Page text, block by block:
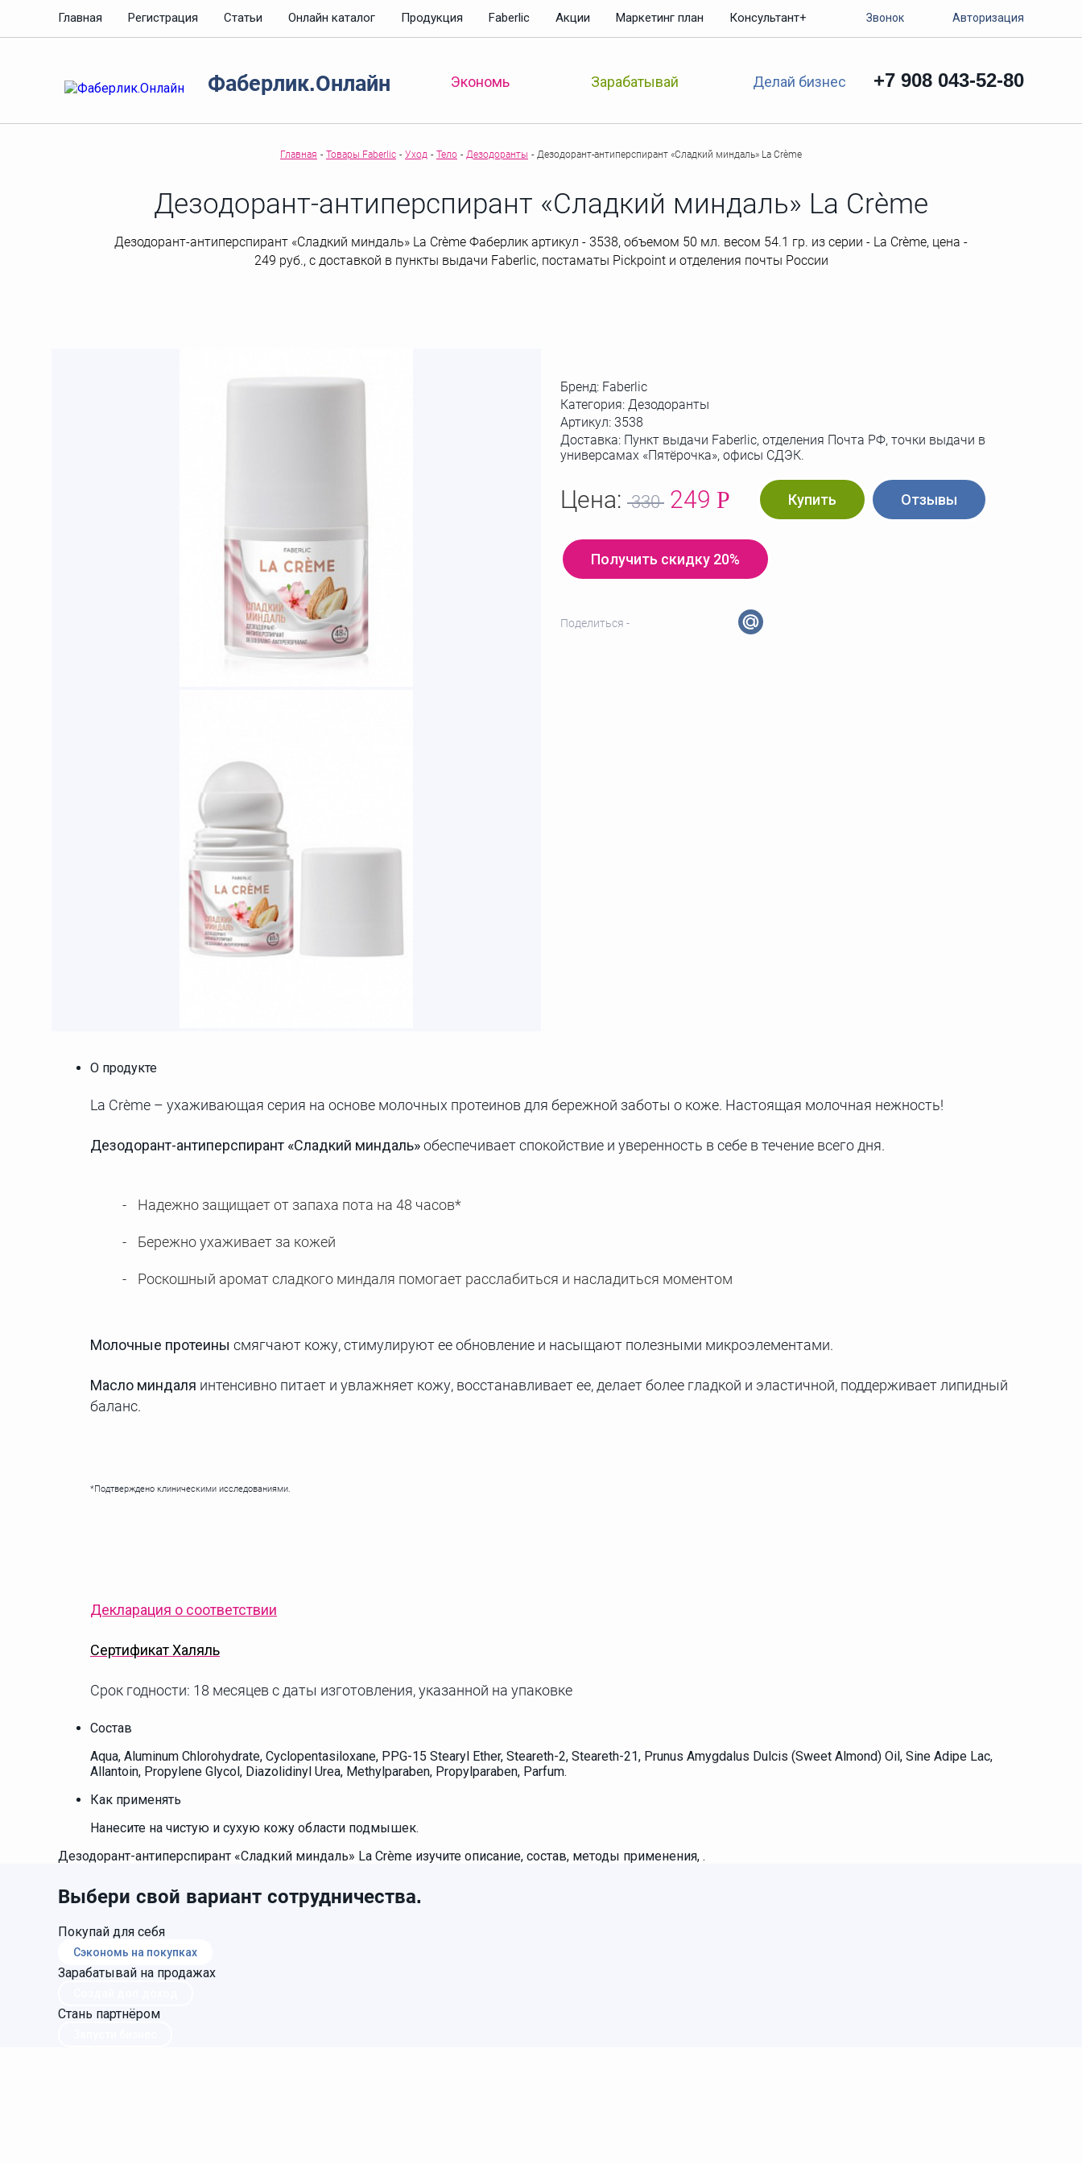
Главная Регистрация Статьи Онлайн каталог Продукция Faberlic Акции Маркетинг план Консультант+ Звонок Авторизация
Фаберлик.Онлайн Экономь Зарабатывай Делай бизнес +7 908 043-52-80
Главная - Товары Faberlic - Уход - Тело - Дезодоранты - Дезодорант-антиперспирант «Сладкий миндаль» La Crème
Дезодорант-антиперспирант «Сладкий миндаль» La Crème
Дезодорант-антиперспирант «Сладкий миндаль» La Crème Фаберлик артикул - 3538, объемом 50 мл. весом 54.1 гр. из серии - La Crème, цена -
249 руб., с доставкой в пункты выдачи Faberlic, постаматы Рickpoint и отделения почты России
Бренд: Faberlic
Категория: Дезодоранты
Артикул: 3538
Доставка: Пункт выдачи Faberlic, отделения Почта РФ, точки выдачи в
универсамах «Пятёрочка», офисы СДЭК.
Цена: 330 249 Р Купить Отзывы
Получить скидку 20%
Поделиться -
О продукте
La Crème – ухаживающая серия на основе молочных протеинов для бережной заботы о коже. Настоящая молочная нежность!
Дезодорант-антиперспирант «Сладкий миндаль»обеспечивает спокойствие и уверенность в себе в течение всего дня.
Надежно защищает от запаха пота на 48 часов*
Бережно ухаживает за кожей
Роскошный аромат сладкого миндаля помогает расслабиться и насладиться моментом
Молочные протеины смягчают кожу, стимулируют ее обновление и насыщают полезными микроэлементами.
Масло миндаля интенсивно питает и увлажняет кожу, восстанавливает ее, делает более гладкой и эластичной, поддерживает липидный
баланс.
*Подтверждено клиническими исследованиями.
Декларация о соответствии
Сертификат Халяль
Срок годности: 18 месяцев с даты изготовления, указанной на упаковке
Состав
Aqua, Aluminum Chlorohydrate, Cyclopentasiloxane, PPG-15 Stearyl Ether, Steareth-2, Steareth-21, Prunus Amygdalus Dulcis (Sweet Almond) Oil, Sine Adipe Lac,
Allantoin, Propylene Glycol, Diazolidinyl Urea, Methylparaben, Propylparaben, Parfum.
Как применять
Нанесите на чистую и сухую кожу области подмышек.
Дезодорант-антиперспирант «Сладкий миндаль» La Crème изучите описание, состав, методы применения, .
Выбери свой вариант сотрудничества.
Покупай для себя
Сэкономь на покупках
Зарабатывай на продажах
Стань партнёром